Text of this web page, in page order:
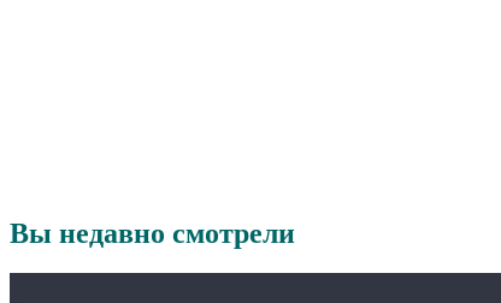
Вы недавно смотрели